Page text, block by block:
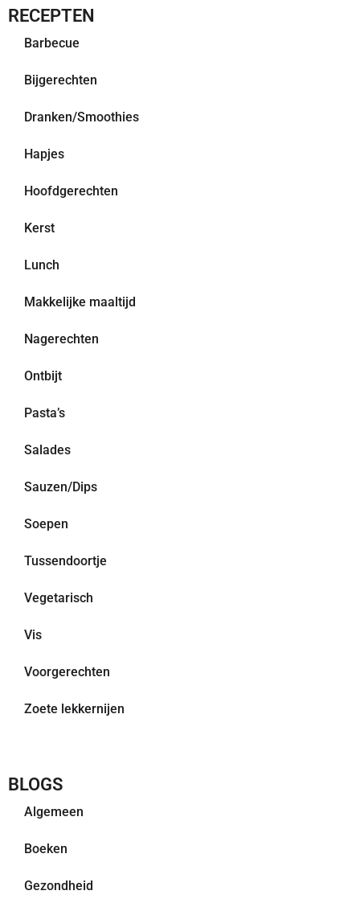
RECEPTEN
Barbecue
Bijgerechten
Dranken/Smoothies
Hapjes
Hoofdgerechten
Kerst
Lunch
Makkelijke maaltijd
Nagerechten
Ontbijt
Pasta’s
Salades
Sauzen/Dips
Soepen
Tussendoortje
Vegetarisch
Vis
Voorgerechten
Zoete lekkernijen
BLOGS
Algemeen
Boeken
Gezondheid